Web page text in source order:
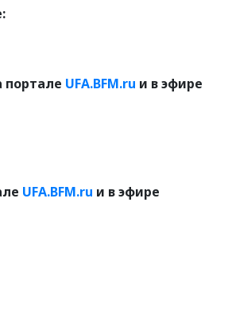
портале UFA.BFM.ru и в эфире
UFA.BFM.ru и в эфире
В Башкирии тысячи
вкладчиков «Золотого